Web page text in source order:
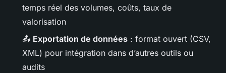
temps réel des volumes, coûts, taux de
valorisation
📤 Exportation de données : format ouvert (CSV,
XML) pour intégration dans d’autres outils ou
audits